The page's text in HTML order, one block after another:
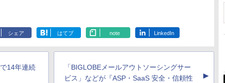
シェア はてブ note LinkedIn
14年連続
「BIGLOBEメールアウトソーシングサー
ビス」などが『ASP・SaaS 安全・信頼性
▲